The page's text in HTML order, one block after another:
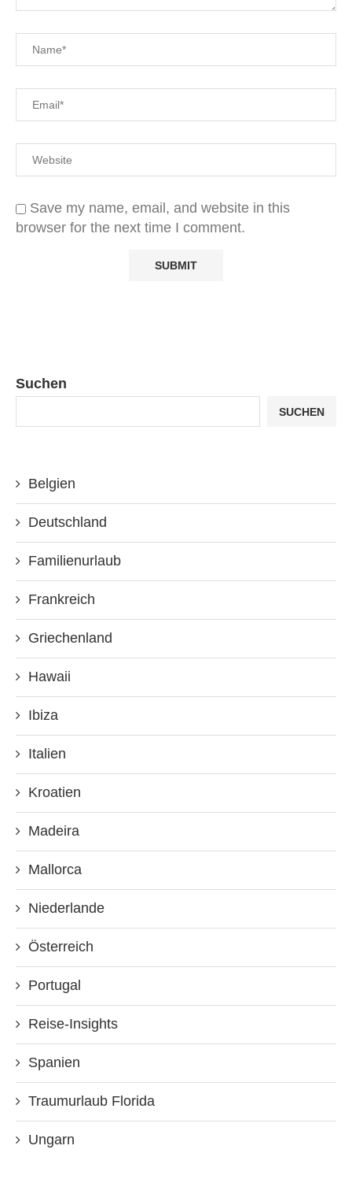
Save my name, email, and website in this
browser for the next time I comment.
Suchen
SUCHEN
Belgien
Deutschland
Familienurlaub
Frankreich
Griechenland
Hawaii
Ibiza
Italien
Kroatien
Madeira
Mallorca
Niederlande
Österreich
Portugal
Reise-Insights
Spanien
Traumurlaub Florida
Ungarn